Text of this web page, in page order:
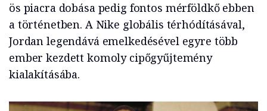
ös piacra dobása pedig fontos mérföldkő ebben
a történetben. A Nike globális térhódításával,
Jordan legendává emelkedésével egyre több
ember kezdett komoly cipőgyűjtemény
kialakításába.